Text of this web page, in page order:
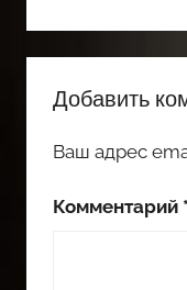
Добавить
Ваш адрес
Комментарий *